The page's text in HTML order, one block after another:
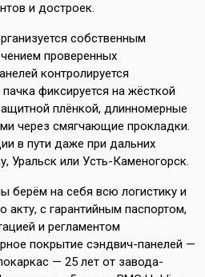
и достроек.
собственным
проверенных
контролируется
фиксируется на жёсткой
плёнкой, длинномерные
через смягчающие прокладки.
в пути даже при дальних
Уральск или Усть-Каменогорск.
берём на себя всю логистику и
акту, с гарантийным паспортом,
и регламентом
покрытие сэндвич-панелей —
— 25 лет от завода-